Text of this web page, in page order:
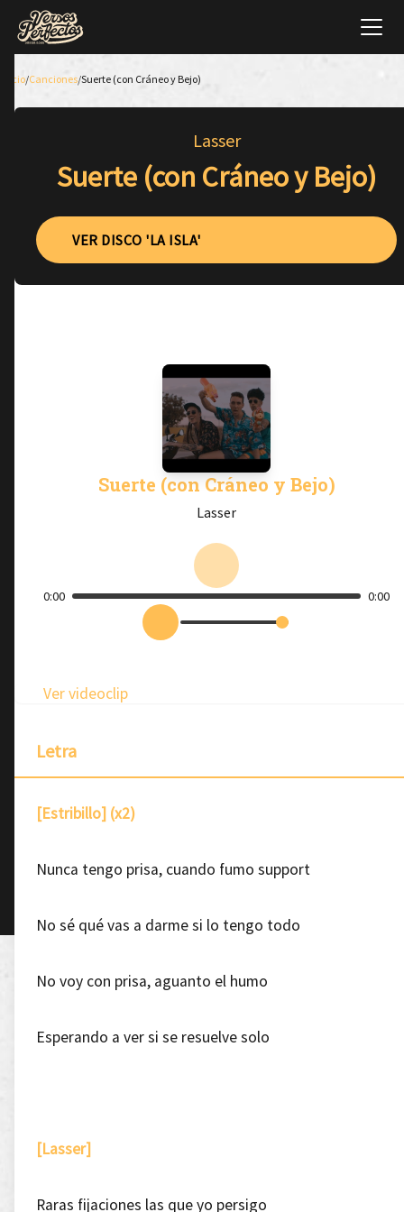
Inicio/Canciones/Suerte (con Cráneo y Bejo)
Lasser
Suerte (con Cráneo y Bejo)
VER DISCO 'LA ISLA'
Suerte (con Cráneo y Bejo)
Lasser
0:00 0:00
Ver videoclip
Letra
[Estribillo] (x2)
Nunca tengo prisa, cuando fumo support
No sé qué vas a darme si lo tengo todo
No voy con prisa, aguanto el humo
Esperando a ver si se resuelve solo
[Lasser]
Raras fijaciones las que yo persigo